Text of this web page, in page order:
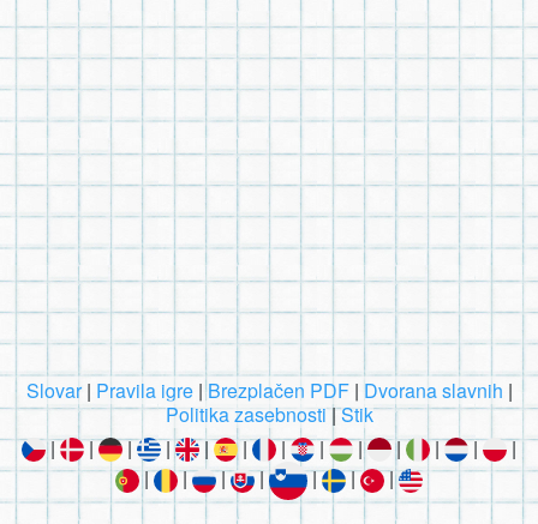
Slovar| Pravila igre|Brezplačen PDF| Dvorana slavnih |
Politika zasebnosti|Stik
|
| | | | | | | | | | |
|
|
| | | | | |